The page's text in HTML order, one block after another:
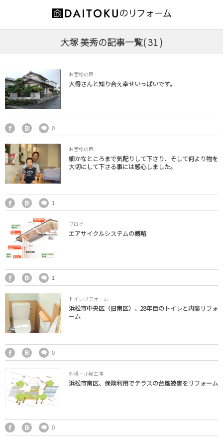
大塚 美秀の記事一覧( 31 )
お客様の声
大得さんと知り合え幸せいっぱいです。
0
お客様の声
細かなところまで気配りして下さり、そして何より物を
大切にして下さる事には感心しました。
1
ブログ
エアサイクルシステムの概略
1
トイレリフォーム
浜松市中央区（旧南区）、28年目のトイレと内装リフォ
ーム
0
外構・小屋工事
浜松市南区、保険利用でテラスの台風被害をリフォーム
0
耐震補強
キッチン
内装
外装
浴室
洗面所
トイレ
オリジナル家具
給湯器
外構・小屋
会社概要
スタッフ紹介
営業エリア
特徴とメリット
工事の流れ
補助金情報
オススメ商品